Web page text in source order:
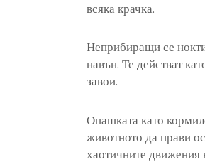
всяка крачка.
Неприбиращи се
навън. Те действат
завои.
Опашката като
животното да прави
хаотичните движения